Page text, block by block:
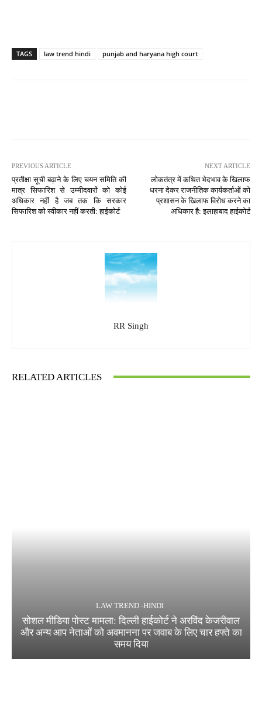
TAGS law trend hindi punjab and haryana high court
PREVIOUS ARTICLE
प्रतीक्षा सूची बढ़ाने के लिए चयन समिति की
मात्र सिफारिश से उम्मीदवारों को कोई
अधिकार नहीं है जब तक कि सरकार
सिफारिश को स्वीकार नहीं करती: हाईकोर्ट
NEXT ARTICLE
लोकतंत्र में कथित भेदभाव के खिलाफ
धरना देकर राजनीतिक कार्यकर्ताओं को
प्रशासन के खिलाफ विरोध करने का
अधिकार है: इलाहाबाद हाईकोर्ट
RR Singh
RELATED ARTICLES
LAW TREND -HINDI
सोशल मीडिया पोस्ट मामला: दिल्ली हाईकोर्ट ने अरविंद केजरीवाल
और अन्य आप नेताओं को अवमानना पर जवाब के लिए चार हफ्ते का
समय दिया